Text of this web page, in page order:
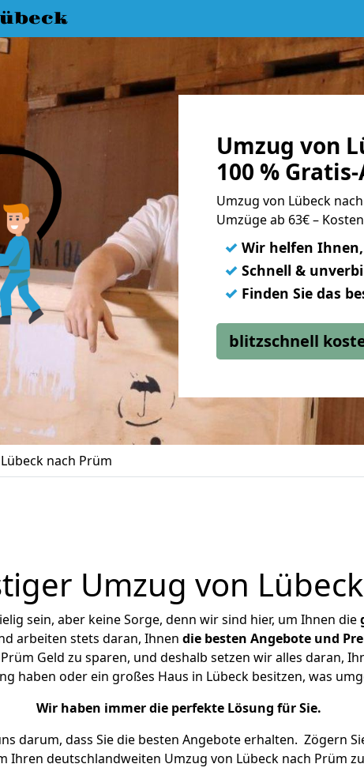
Umzug von
100 %
Umzug von Lübeck
Umzüge ab 63€ –
✓ Wir helfen
✓ Schnell &
✓ Finden Sie das
blitzschnell
nach Prüm
Umzug von
sein, aber keine Sorge, denn wir sind hier, um Ihnen die
arbeiten stets daran, Ihnen die besten Angebote und
Geld zu sparen, und deshalb setzen wir alles daran,
haben oder ein großes Haus in Lübeck besitzen, was
Wir haben immer die perfekte Lösung für Sie.
darum, dass Sie die besten Angebote erhalten. Zögern
Ihren deutschlandweiten Umzug von Lübeck nach Prüm